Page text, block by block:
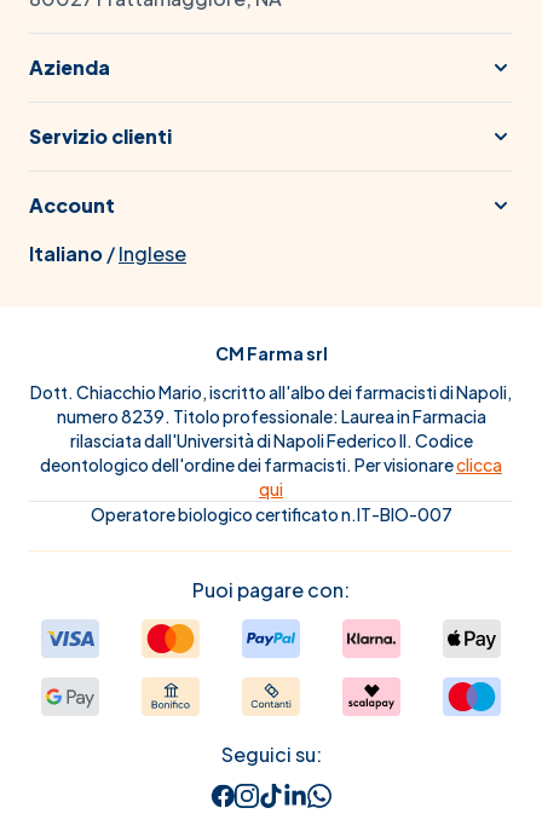
Azienda
Servizio clienti
Account
Italiano/Inglese
CM Farma srl
Dott. Chiacchio Mario, iscritto all'albo dei farmacisti di Napoli,
numero 8239. Titolo professionale: Laurea in Farmacia
rilasciata dall'Università di Napoli Federico II. Codice
deontologico dell'ordine dei farmacisti. Per visionareclicca
qui
Operatore biologico certificato n.IT-BIO-007
Puoi pagare con:
Seguici su: